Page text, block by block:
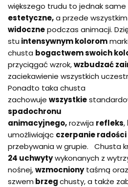
większego trudu to jednak same
estetyczne,a przede wszystkim
widocznepodczas animacji.
stu intensywnym kolorom
chusta bogactwem swoich
przyciągać wzrok,wzbudzać
zaciekawienie wszystkich
Ponadto taka chusta
zachowuje wszystkie
spadochronu
animacyjnego,rozwija refleks,
umożliwiając czerpanie radości
przebywania w grupie. Chusta
24 uchwytywykonanych z
nośnej,wzmocnionytaśmą
szwem brzegchusty, a także